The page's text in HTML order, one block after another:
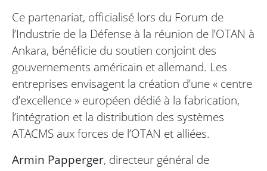
Ce partenariat, officialisé lors du Forum de
l’Industrie de la Défense à la réunion de l’OTAN à
Ankara, bénéficie du soutien conjoint des
gouvernements américain et allemand. Les
entreprises envisagent la création d’une « centre
d’excellence » européen dédié à la fabrication,
l’intégration et la distribution des systèmes
ATACMS aux forces de l’OTAN et alliées.
Armin Papperger, directeur général de